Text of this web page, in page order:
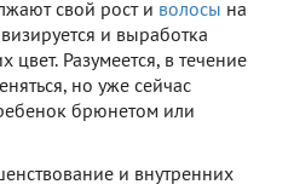
свой рост и волосы на
и выработка
цвет. Разумеется, в течение
но уже сейчас
брюнетом или
и внутренних